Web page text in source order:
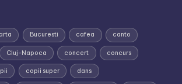
arta Bucuresti cafea canto
Cluj-Napoca concert concurs
copii super dans